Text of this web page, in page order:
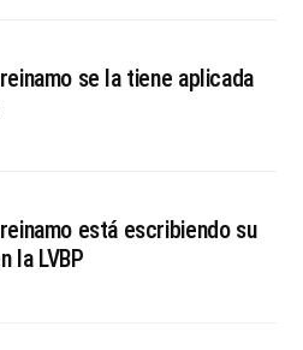
se la tiene aplicada
está escribiendo su
la LVBP